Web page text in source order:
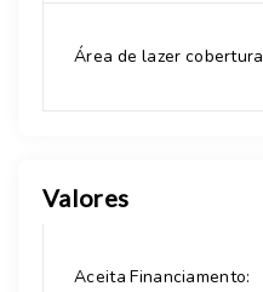
Área de lazer cobertura
Valores
Aceita Financiamento: